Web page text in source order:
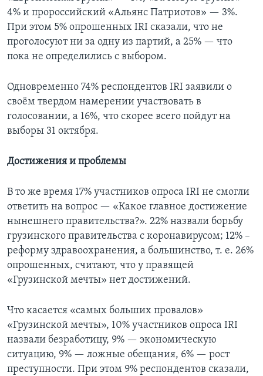
4% и пророссийский «Альянс Патриотов» — 3%.
При этом 5% опрошенных IRI сказали, что не
проголосуют ни за одну из партий, а 25% — что
пока не определились с выбором.
Одновременно 74% респондентов IRI заявили о
своём твердом намерении участвовать в
голосовании, а 16%, что скорее всего пойдут на
выборы 31 октября.
Достижения и проблемы
В то же время 17% участников опроса IRI не смогли
ответить на вопрос — «Какое главное достижение
нынешнего правительства?». 22% назвали борьбу
грузинского правительства с коронавирусом; 12% –
реформу здравоохранения, а большинство, т. е. 26%
опрошенных, считают, что у правящей
«Грузинской мечты» нет достижений.
Что касается «самых больших провалов»
«Грузинской мечты», 10% участников опроса IRI
назвали безработицу, 9% — экономическую
ситуацию, 9% — ложные обещания, 6% — рост
преступности. При этом 9% респондентов сказали,